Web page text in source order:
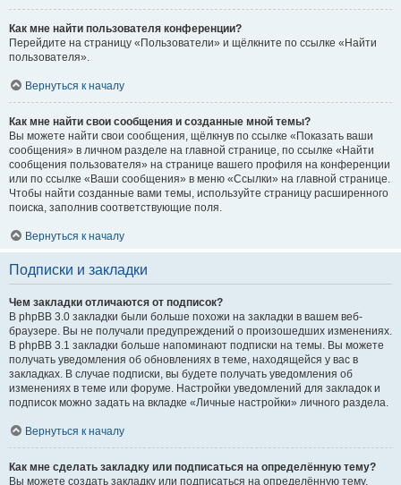
Как мне найти пользователя конференции?
Перейдите на страницу «Пользователи» и щёлкните по ссылке «Найти
пользователя».
Вернуться к началу
Как мне найти свои сообщения и созданные мной темы?
Вы можете найти свои сообщения, щёлкнув по ссылке «Показать ваши
сообщения» в личном разделе на главной странице, по ссылке «Найти
сообщения пользователя» на странице вашего профиля на конференции
или по ссылке «Ваши сообщения» в меню «Ссылки» на главной странице.
Чтобы найти созданные вами темы, используйте страницу расширенного
поиска, заполнив соответствующие поля.
Вернуться к началу
Подписки и закладки
Чем закладки отличаются от подписок?
В phpBB 3.0 закладки были больше похожи на закладки в вашем веб-
браузере. Вы не получали предупреждений о произошедших изменениях.
В phpBB 3.1 закладки больше напоминают подписки на темы. Вы можете
получать уведомления об обновлениях в теме, находящейся у вас в
закладках. В случае подписки, вы будете получать уведомления об
изменениях в теме или форуме. Настройки уведомлений для закладок и
подписок можно задать на вкладке «Личные настройки» личного раздела.
Вернуться к началу
Как мне сделать закладку или подписаться на определённую тему?
Вы можете создать закладку или подписаться на определённую тему,